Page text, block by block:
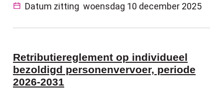
Datum zitting woensdag 10 december 2025
Retributiereglement op individueel
bezoldigd personenvervoer, periode
2026-2031